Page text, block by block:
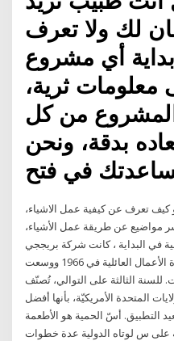
لك ولا تعرف
أي مشروع
معلومات ثرية،
من كل
بدقة، ونحن
في فتح
تعرف عن كيفية عمل الاشياء،
مواضيع عن طريقة عمل الأشياء،
في البداية ، كانت شركة بريججي
شركة زيت الطهي ، وقد تولت إدارة الأعمال العائلية في 1966 ووسعت
الثالثة على التوالي، تُصنّف
المتحدة الأمريكيّة، بأنها أفضل
التطبيق. أسّ الحمية هو الأطعمة
على س لوتاه الدولية عدة خطوات